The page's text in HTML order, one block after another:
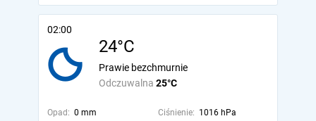
02:00
24°C
Odczuwalna 25°C
Prawie bezchmurnie
Opad: 0 mm Ciśnienie: 1016 hPa